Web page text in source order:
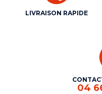
LIVRAISON RAPIDE
04